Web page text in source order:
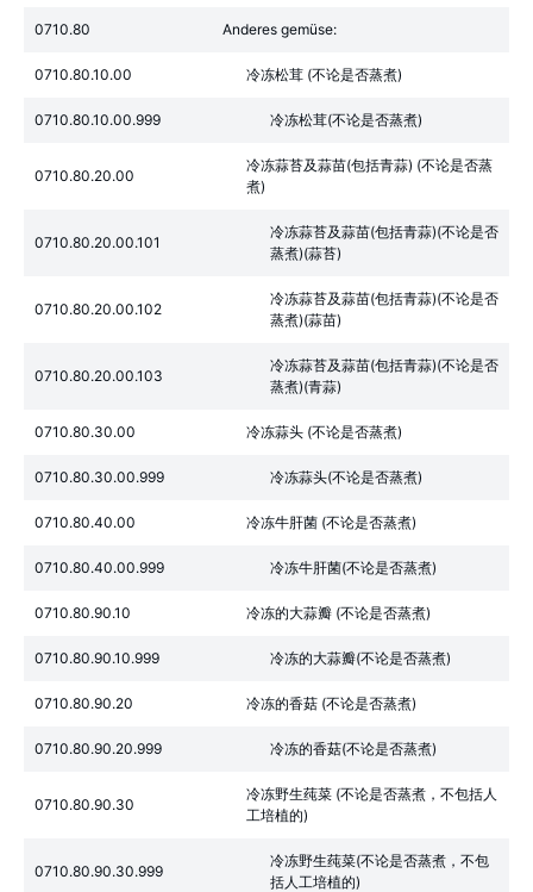
0710.80 Anderes gemüse:
0710.80.10.00 冷冻松茸 (不论是否蒸煮)
0710.80.10.00.999 冷冻松茸(不论是否蒸煮)
0710.80.20.00
冷冻蒜苔及蒜苗(包括青蒜) (不论是否蒸
煮)
0710.80.20.00.101
冷冻蒜苔及蒜苗(包括青蒜)(不论是否
蒸煮)(蒜苔)
0710.80.20.00.102
冷冻蒜苔及蒜苗(包括青蒜)(不论是否
蒸煮)(蒜苗)
0710.80.20.00.103
冷冻蒜苔及蒜苗(包括青蒜)(不论是否
蒸煮)(青蒜)
0710.80.30.00 冷冻蒜头 (不论是否蒸煮)
0710.80.30.00.999 冷冻蒜头(不论是否蒸煮)
0710.80.40.00 冷冻牛肝菌 (不论是否蒸煮)
0710.80.40.00.999 冷冻牛肝菌(不论是否蒸煮)
0710.80.90.10 冷冻的大蒜瓣 (不论是否蒸煮)
0710.80.90.10.999 冷冻的大蒜瓣(不论是否蒸煮)
0710.80.90.20 冷冻的香菇 (不论是否蒸煮)
0710.80.90.20.999 冷冻的香菇(不论是否蒸煮)
0710.80.90.30
冷冻野生莼菜 (不论是否蒸煮，不包括人
工培植的)
0710.80.90.30.999
冷冻野生莼菜(不论是否蒸煮，不包
括人工培植的)